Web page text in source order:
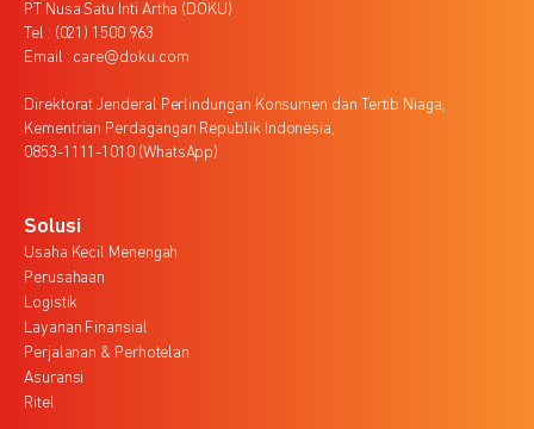
PT Nusa Satu Inti Artha (DOKU)
Tel : (021) 1500 963
Email : care@doku.com
Direktorat Jenderal Perlindungan Konsumen dan Tertib Niaga,
Kementrian Perdagangan Republik Indonesia,
0853-1111-1010 (WhatsApp)
Solusi
Usaha Kecil Menengah
Perusahaan
Logistik
Layanan Finansial
Perjalanan & Perhotelan
Asuransi
Ritel